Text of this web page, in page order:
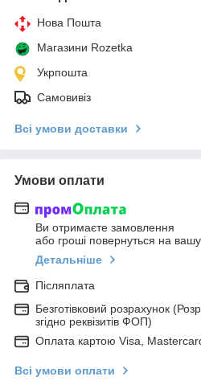
Нова Пошта
Магазини Rozetka
Укрпошта
Самовивіз
Всі умови доставки
Умови оплати
Ви отримаєте замовлення
або гроші повернуться на вашу
Детальніше
Післяплата
Безготівковий розрахунок
згідно реквізитів ФОП)
Оплата картою Visa,
Всі умови оплати